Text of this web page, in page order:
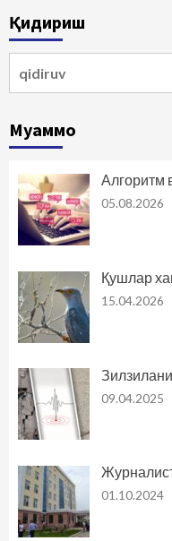
Қидириш
Муаммо
Алгоритм
05.08.2026
Қушлар
15.04.2026
09.04.2025
01.10.2024